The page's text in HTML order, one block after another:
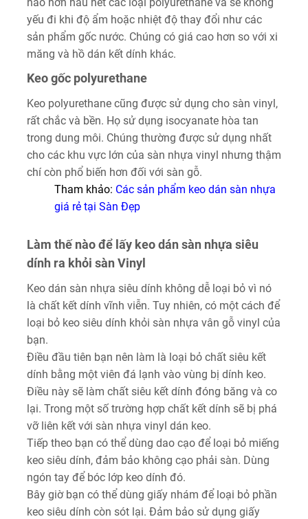
yếu đi khi độ ẩm hoặc nhiệt độ thay đổi như các
sản phẩm gốc nước. Chúng có giá cao hơn so với xi
măng và hồ dán kết dính khác.
Keo gốc polyurethane
Keo polyurethane cũng được sử dụng cho sàn vinyl,
rất chắc và bền. Họ sử dụng isocyanate hòa tan
trong dung môi. Chúng thường được sử dụng nhất
cho các khu vực lớn của sàn nhựa vinyl nhưng thậm
chí còn phổ biến hơn đối với sàn gỗ.
Tham khảo: Các sản phẩm keo dán sàn nhựa
giá rẻ tại Sàn Đẹp
Làm thế nào để lấy keo dán sàn nhựa siêu
dính ra khỏi sàn Vinyl
Keo dán sàn nhựa siêu dính không dễ loại bỏ vì nó
là chất kết dính vĩnh viễn. Tuy nhiên, có một cách để
loại bỏ keo siêu dính khỏi sàn nhựa vân gỗ vinyl của
bạn.
Điều đầu tiên bạn nên làm là loại bỏ chất siêu kết
dính bằng một viên đá lạnh vào vùng bị dính keo.
Điều này sẽ làm chất siêu kết dính đóng băng và co
lại. Trong một số trường hợp chất kết dính sẽ bị phá
vỡ liên kết với sàn nhựa vinyl dán keo.
Tiếp theo bạn có thể dùng dao cạo để loại bỏ miếng
keo siêu dính, đảm bảo không cạo phải sàn. Dùng
ngón tay để bóc lớp keo dính đó.
Bây giờ bạn có thể dùng giấy nhám để loại bỏ phần
keo siêu dính còn sót lại. Đảm bảo sử dụng giấy